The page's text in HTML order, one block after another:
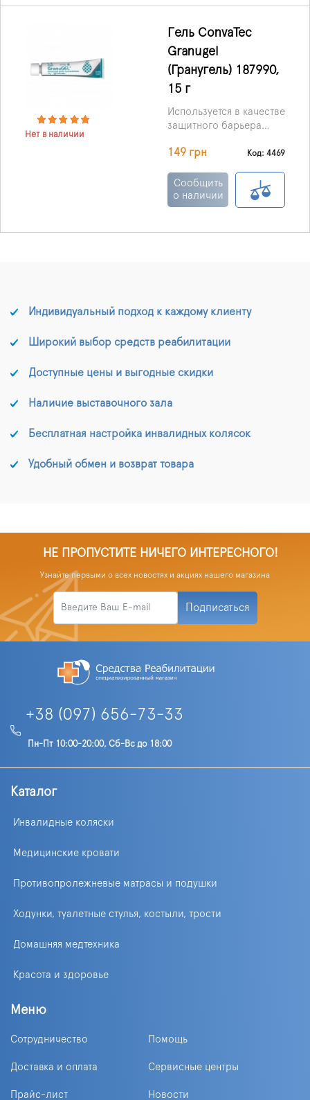
Нет в наличии
Гель ConvaTec
Granugel
(Гранугель) 187990,
15 г
Используется в качестве
защитного барьера
использован в качестве
неровных поверхностях
кожи, чтобы помочь и
защитить кожу.
149 грн Код: 4469
Сообщить
о наличии
Индивидуальный подход к каждому клиенту
Широкий выбор средств реабилитации
Доступные цены и выгодные скидки
Наличие выставочного зала
Бесплатная настройка инвалидных колясок
Удобный обмен и возврат товара
НЕ ПРОПУСТИТЕ НИЧЕГО ИНТЕРЕСНОГО!
Узнайте первыми о всех новостях и акциях нашего магазина
Подписаться
+38 (097) 656-73-33
Пн-Пт 10:00-20:00, Сб-Вс до 18:00
Каталог
Инвалидные коляски
Медицинские кровати
Противопролежневые матрасы и подушки
Ходунки, туалетные стулья, костыли, трости
Домашняя медтехника
Красота и здоровье
Меню
Сотрудничество Помощь
Доставка и оплата Сервисные центры
Прайс-лист Новости